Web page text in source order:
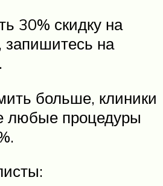
30% скидку на
запишитесь на
больше, клиники
любые процедуры